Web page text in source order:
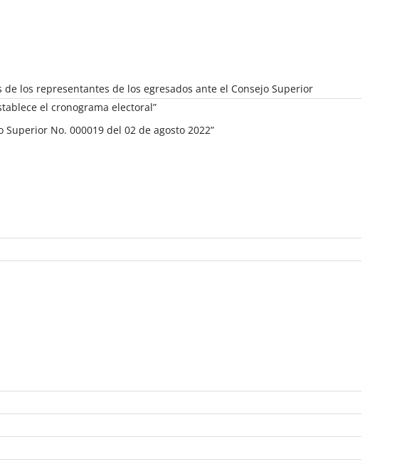
de los representantes de los egresados ante el Consejo Superior
el cronograma electoral”
No. 000019 del 02 de agosto 2022”